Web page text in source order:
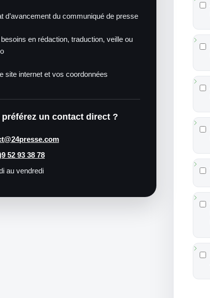
d’avancement du communiqué de presse
en rédaction, traduction, veille ou
site internet et vos coordonnées
préférez un contact direct ?
52 93 38 78
au vendredi